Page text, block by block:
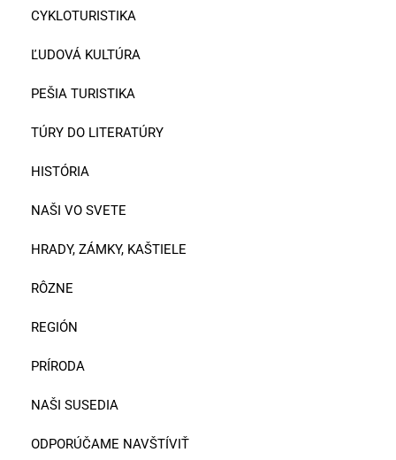
CYKLOTURISTIKA
ĽUDOVÁ KULTÚRA
PEŠIA TURISTIKA
TÚRY DO LITERATÚRY
HISTÓRIA
NAŠI VO SVETE
HRADY, ZÁMKY, KAŠTIELE
RÔZNE
REGIÓN
PRÍRODA
NAŠI SUSEDIA
ODPORÚČAME NAVŠTÍVIŤ